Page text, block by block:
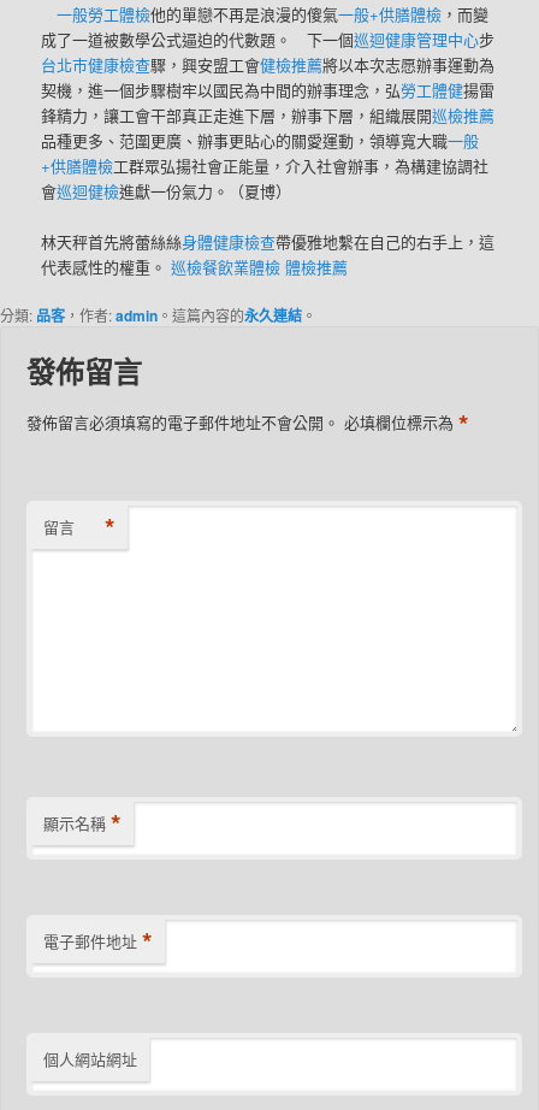
一般勞工體檢他的單戀不再是浪漫的傻氣一般+供膳體檢 ，而變
成了一道被數學公式逼迫的代數題。 下一個巡迴健康管理中心步
台北巿健康檢查驟，興安盟工會健檢推薦將以本次志愿辦事運動為
契機，進一個步驟樹牢以國民為中間的辦事理念，弘勞工體健揚雷
鋒精力，讓工會干部真正走進下層，辦事下層，組織展開巡檢推薦
品種更多、范圍更廣、辦事更貼心的關愛運動，領導寬大職一般
+供膳體檢工群眾弘揚社會正能量，介入社會辦事，為構建協調社
會巡迴健檢進獻一份氣力。（夏博）
林天秤首先將蕾絲絲身體健康檢查帶優雅地繫在自己的右手上，這
代表感性的權重。巡檢餐飲業體檢 體檢推薦
分類: 品客 ，作者:admin 。這篇內容的永久連結 。
發佈留言
發佈留言必須填寫的電子郵件地址不會公開。 必填欄位標示為*
留言 *
顯示名稱 *
電子郵件地址 *
個人網站網址